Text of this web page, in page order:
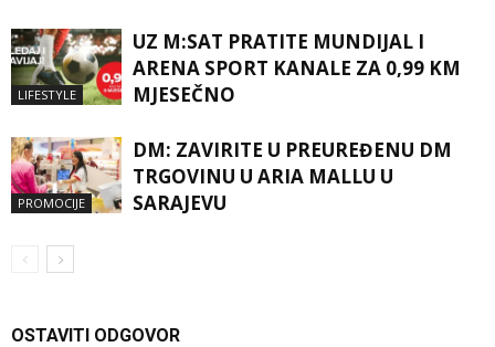
LIFESTYLE
UZ M:SAT PRATITE MUNDIJAL I
ARENA SPORT KANALE ZA 0,99 KM
MJESEČNO
PROMOCIJE
DM: ZAVIRITE U PREUREĐENU DM
TRGOVINU U ARIA MALLU U
SARAJEVU
OSTAVITI ODGOVOR